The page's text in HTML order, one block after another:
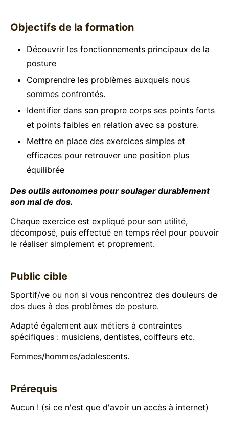
Objectifs de la formation
Découvrir les fonctionnements principaux de la
posture
Comprendre les problèmes auxquels nous
sommes confrontés.
Identifier dans son propre corps ses points forts
et points faibles en relation avec sa posture.
Mettre en place des exercices simples et
efficaces pour retrouver une position plus
équilibrée
Des outils autonomes pour soulager durablement
son mal de dos.
Chaque exercice est expliqué pour son utilité,
décomposé, puis effectué en temps réel pour pouvoir
le réaliser simplement et proprement.
Public cible
Sportif/ve ou non si vous rencontrez des douleurs de
dos dues à des problèmes de posture.
Adapté également aux métiers à contraintes
spécifiques : musiciens, dentistes, coiffeurs etc.
Femmes/hommes/adolescents.
Prérequis
Aucun ! (si ce n'est que d'avoir un accès à internet)